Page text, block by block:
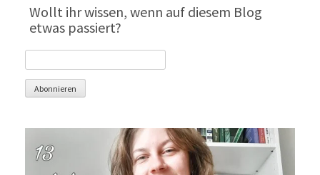
Wollt ihr wissen, wenn auf diesem Blog
etwas passiert?